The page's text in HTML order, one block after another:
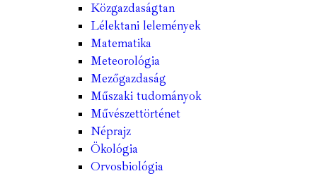
Közgazdaságtan
Lélektani lelemények
Matematika
Meteorológia
Mezőgazdaság
Műszaki tudományok
Művészettörténet
Néprajz
Ökológia
Orvosbiológia